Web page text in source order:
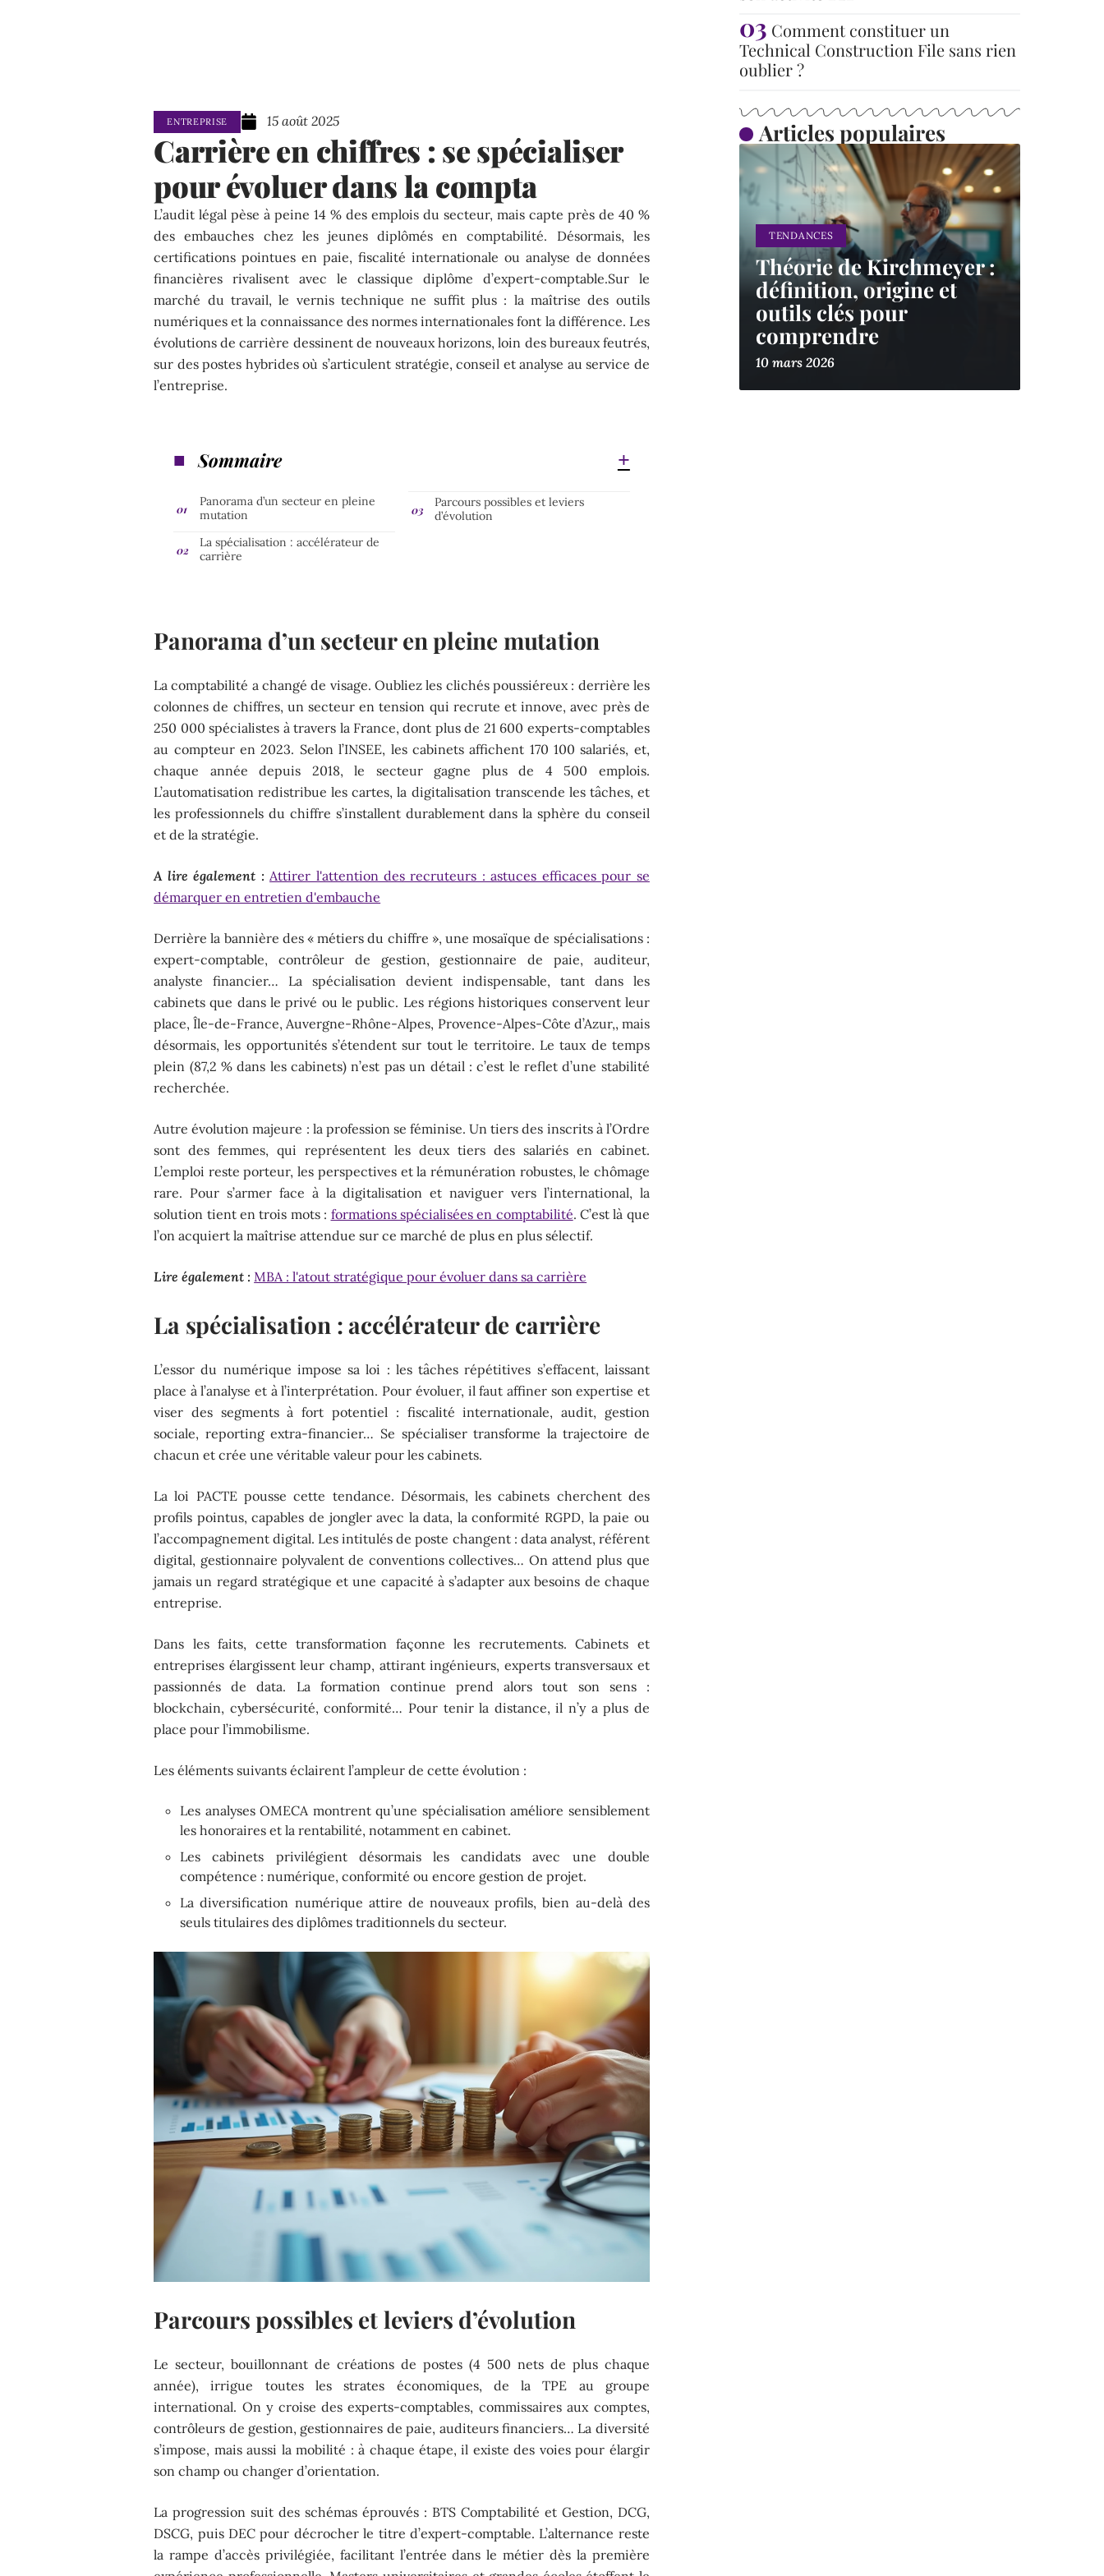
ENTREPRISE 15 août 2025
Carrière en chiffres : se spécialiser
pour évoluer dans la compta
L’audit légal pèse à peine 14 % des emplois du secteur, mais capte près de 40 %
des embauches chez les jeunes diplômés en comptabilité. Désormais, les
certifications pointues en paie, fiscalité internationale ou analyse de données
financières rivalisent avec le classique diplôme d’expert-comptable.Sur le
marché du travail, le vernis technique ne suffit plus : la maîtrise des outils
numériques et la connaissance des normes internationales font la différence. Les
évolutions de carrière dessinent de nouveaux horizons, loin des bureaux feutrés,
sur des postes hybrides où s’articulent stratégie, conseil et analyse au service de
l’entreprise.
Sommaire
Panorama d’un secteur en pleine
mutation
La spécialisation : accélérateur de
carrière
Parcours possibles et leviers
d’évolution
Panorama d’un secteur en pleine mutation
La comptabilité a changé de visage. Oubliez les clichés poussiéreux : derrière les
colonnes de chiffres, un secteur en tension qui recrute et innove, avec près de
250 000 spécialistes à travers la France, dont plus de 21 600 experts-comptables
au compteur en 2023. Selon l’INSEE, les cabinets affichent 170 100 salariés, et,
chaque année depuis 2018, le secteur gagne plus de 4 500 emplois.
L’automatisation redistribue les cartes, la digitalisation transcende les tâches, et
les professionnels du chiffre s’installent durablement dans la sphère du conseil
et de la stratégie.
A lire également : Attirer l'attention des recruteurs : astuces efficaces pour se
démarquer en entretien d'embauche
Derrière la bannière des « métiers du chiffre », une mosaïque de spécialisations :
expert-comptable, contrôleur de gestion, gestionnaire de paie, auditeur,
analyste financier… La spécialisation devient indispensable, tant dans les
cabinets que dans le privé ou le public. Les régions historiques conservent leur
place, Île-de-France, Auvergne-Rhône-Alpes, Provence-Alpes-Côte d’Azur,, mais
désormais, les opportunités s’étendent sur tout le territoire. Le taux de temps
plein (87,2 % dans les cabinets) n’est pas un détail : c’est le reflet d’une stabilité
recherchée.
Autre évolution majeure : la profession se féminise. Un tiers des inscrits à l’Ordre
sont des femmes, qui représentent les deux tiers des salariés en cabinet.
L’emploi reste porteur, les perspectives et la rémunération robustes, le chômage
rare. Pour s’armer face à la digitalisation et naviguer vers l’international, la
solution tient en trois mots : formations spécialisées en comptabilité. C’est là que
l’on acquiert la maîtrise attendue sur ce marché de plus en plus sélectif.
Lire également : MBA : l'atout stratégique pour évoluer dans sa carrière
La spécialisation : accélérateur de carrière
L’essor du numérique impose sa loi : les tâches répétitives s’effacent, laissant
place à l’analyse et à l’interprétation. Pour évoluer, il faut affiner son expertise et
viser des segments à fort potentiel : fiscalité internationale, audit, gestion
sociale, reporting extra-financier… Se spécialiser transforme la trajectoire de
chacun et crée une véritable valeur pour les cabinets.
La loi PACTE pousse cette tendance. Désormais, les cabinets cherchent des
profils pointus, capables de jongler avec la data, la conformité RGPD, la paie ou
l’accompagnement digital. Les intitulés de poste changent : data analyst, référent
digital, gestionnaire polyvalent de conventions collectives… On attend plus que
jamais un regard stratégique et une capacité à s’adapter aux besoins de chaque
entreprise.
Dans les faits, cette transformation façonne les recrutements. Cabinets et
entreprises élargissent leur champ, attirant ingénieurs, experts transversaux et
passionnés de data. La formation continue prend alors tout son sens :
blockchain, cybersécurité, conformité… Pour tenir la distance, il n’y a plus de
place pour l’immobilisme.
Les éléments suivants éclairent l’ampleur de cette évolution :
Les analyses OMECA montrent qu’une spécialisation améliore sensiblement
les honoraires et la rentabilité, notamment en cabinet.
Les cabinets privilégient désormais les candidats avec une double
compétence : numérique, conformité ou encore gestion de projet.
La diversification numérique attire de nouveaux profils, bien au-delà des
seuls titulaires des diplômes traditionnels du secteur.
Parcours possibles et leviers d’évolution
Le secteur, bouillonnant de créations de postes (4 500 nets de plus chaque
année), irrigue toutes les strates économiques, de la TPE au groupe
international. On y croise des experts-comptables, commissaires aux comptes,
contrôleurs de gestion, gestionnaires de paie, auditeurs financiers… La diversité
s’impose, mais aussi la mobilité : à chaque étape, il existe des voies pour élargir
son champ ou changer d’orientation.
La progression suit des schémas éprouvés : BTS Comptabilité et Gestion, DCG,
DSCG, puis DEC pour décrocher le titre d’expert-comptable. L’alternance reste
la rampe d’accès privilégiée, facilitant l’entrée dans le métier dès la première
Comment constituer un
Technical Construction File sans rien
oublier ?
Articles populaires
TENDANCES
Théorie de Kirchmeyer :
définition, origine et
outils clés pour
comprendre
10 mars 2026